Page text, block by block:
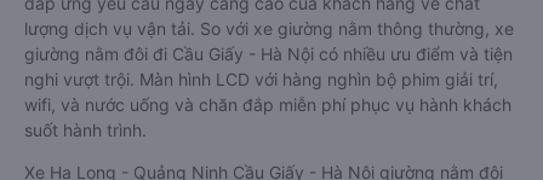
kế như một phòng ngủ khách sạn sang trọng, hiện đại. Đây là
dòng xe giường nằm cho cặp đôi đi Cầu Giấy - Hà Nội mới
xuất hiện tại Việt Nam. Loại xe giường nằm đôi ra đời nhằm
đáp ứng yêu cầu ngày càng cao của khách hàng về chất
lượng dịch vụ vận tải. So với xe giường nằm thông thường, xe
giường nằm đôi đi Cầu Giấy - Hà Nội có nhiều ưu điểm và tiện
nghi vượt trội. Màn hình LCD với hàng nghìn bộ phim giải trí,